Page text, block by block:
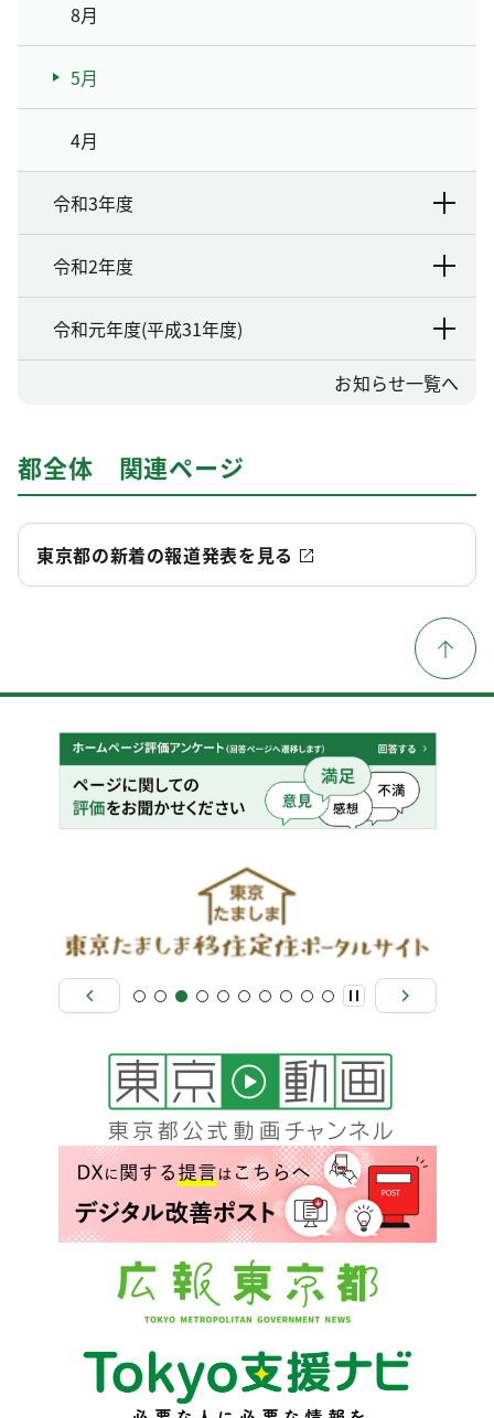
8月
5月
4月
令和3年度
令和2年度
令和元年度(平成31年度)
お知らせ一覧へ
都全体 関連ページ
東京都の新着の報道発表を見る